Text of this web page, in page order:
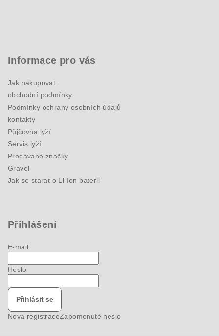
Informace pro vás
Jak nakupovat
obchodní podmínky
Podmínky ochrany osobních údajů
kontakty
Půjčovna lyží
Servis lyží
Prodávané značky
Gravel
Jak se starat o Li-Ion baterii
Přihlášení
E-mail
Heslo
Přihlásit se
Nová registraceZapomenuté heslo